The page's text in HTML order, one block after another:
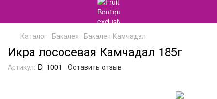
Каталог Бакалея Бакалея Камчадал
Икра лососевая Камчадал 185г
Артикул: D_1001 Оставить отзыв